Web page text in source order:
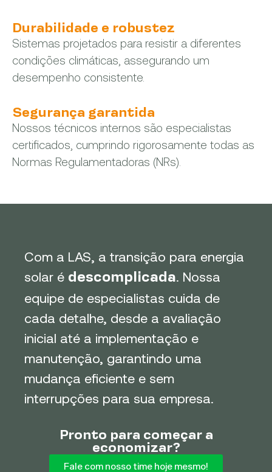
Durabilidade e robustez
Sistemas projetados para resistir a diferentes
condições climáticas, assegurando um
desempenho consistente.
Segurança garantida
Nossos técnicos internos são especialistas
certificados, cumprindo rigorosamente todas as
Normas Regulamentadoras (NRs).
Com a LAS, a transição para energia
solar é descomplicada . Nossa
equipe de especialistas cuida de
cada detalhe, desde a avaliação
inicial até a implementação e
manutenção, garantindo uma
mudança eficiente e sem
interrupções para sua empresa.
Pronto para começar a
economizar?
Fale com nosso time hoje mesmo!